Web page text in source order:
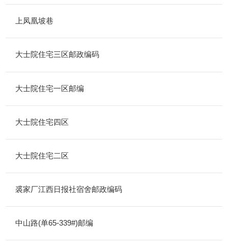
上凤凰坡巷
大士院住宅三区邮政编码
大士院住宅一区邮编
大士院住宅四区
大士院住宅二区
裘家厂江西日报社宿舍邮政编码
中山路(单65-339#)邮编